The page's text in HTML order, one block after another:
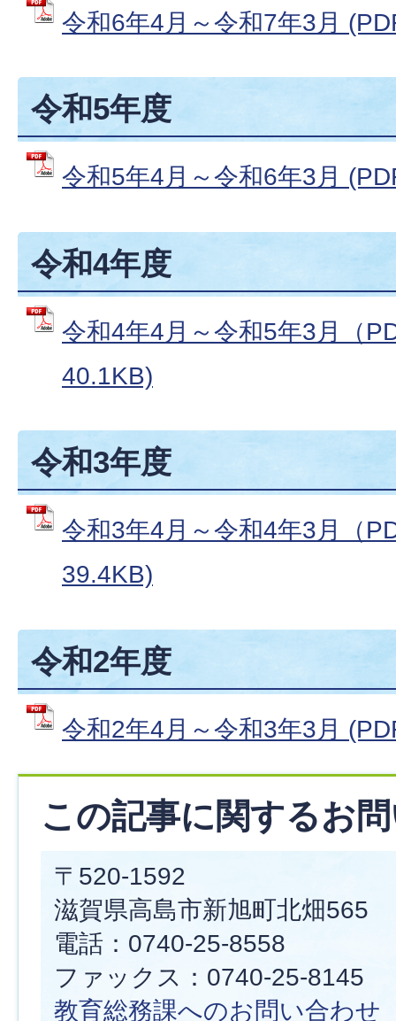
令和6年4月～令和7年3月
令和5年度
令和5年4月～令和6年3月
令和4年度
令和4年4月～令和5年3月（
40.1KB)
令和3年度
令和3年4月～令和4年3月（
39.4KB)
令和2年度
令和2年4月～令和3年3月
この記事に関するお
〒520-1592
滋賀県高島市新旭町北畑565
電話：0740-25-8558
ファックス：0740-25-8145
教育総務課へのお問い合わせ